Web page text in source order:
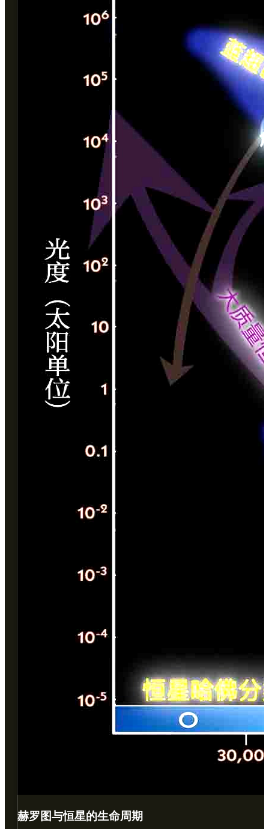
赫罗图与恒星的生命周期